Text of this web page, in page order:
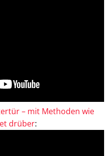
– mit Methoden wie
drüber: